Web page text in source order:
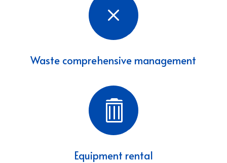
M
Waste comprehensive management

Equipment rental